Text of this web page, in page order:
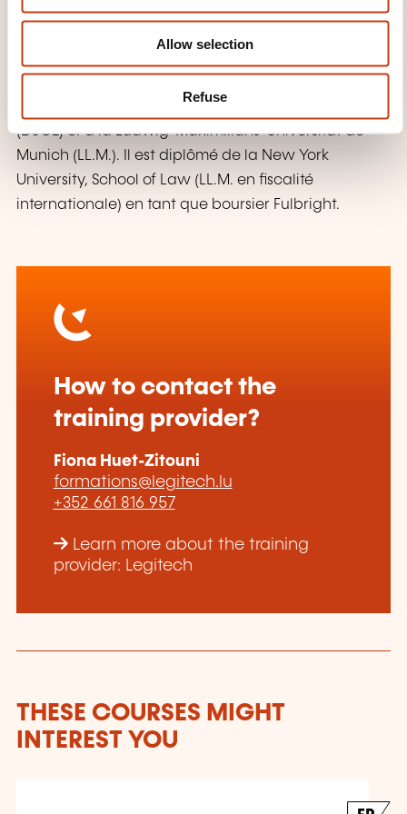
Allow selection
Refuse
internationales et d’événements académiques et a
publié de nombreux articles sur des sujets variés liés
au droit fiscal luxembourgeois.
Georges a étudié le droit à l’Université de Strasbourg
(DJCE) et à la Ludwig-Maximilians-Universität de
Munich (LL.M.). Il est diplômé de la New York
University, School of Law (LL.M. en fiscalité
internationale) en tant que boursier Fulbright.
How to contact the
training provider?
Fiona Huet-Zitouni
formations@legitech.lu
+352 661 816 957
Learn more about the training
provider: Legitech
THESE COURSES MIGHT
INTEREST YOU